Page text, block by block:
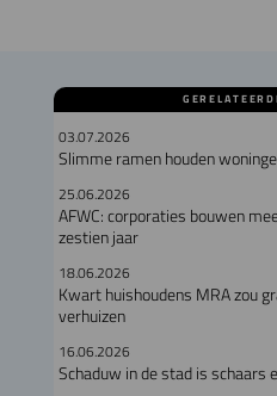
03.07.2026
Slimme ramen houden
25.06.2026
AFWC: corporaties bouwen
zestien jaar
18.06.2026
Kwart huishoudens MRA zou
verhuizen
16.06.2026
Schaduw in de stad is schaars